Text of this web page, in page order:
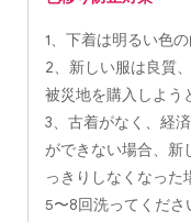
1、下着は明るい色
2、新しい服は良質
被災地を購入しよう
3、古着がなく、経
ができない場合、新
っきりしなくなった
5〜8回洗ってくださ